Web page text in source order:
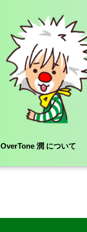
OverTone 潤 について